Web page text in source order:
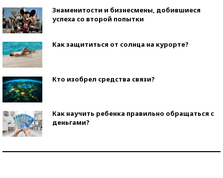
Знаменитости и бизнесмены, добившиеся
успеха со второй попытки
Как защититься от солнца на курорте?
Кто изобрел средства связи?
Как научить ребенка правильно обращаться с
деньгами?